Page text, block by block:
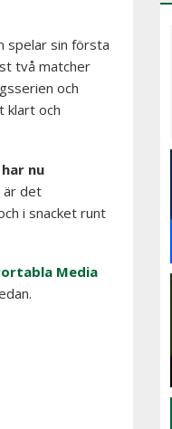
spelar sin första
två matcher
och
klart och
nu
är det
i snacket runt
Media